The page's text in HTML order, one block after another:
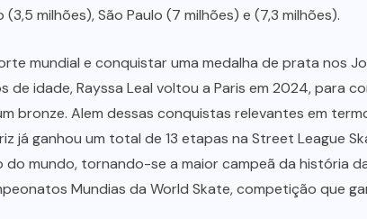
milhões), São Paulo (7 milhões) e (7,3 milhões).
mundial e conquistar uma medalha de prata nos
de idade, Rayssa Leal voltou a Paris em 2024, para
bronze. Alem dessas conquistas relevantes em
já ganhou um total de 13 etapas na Street League
mundo, tornando-se a maior campeã da história da
Mundias da World Skate, competição que